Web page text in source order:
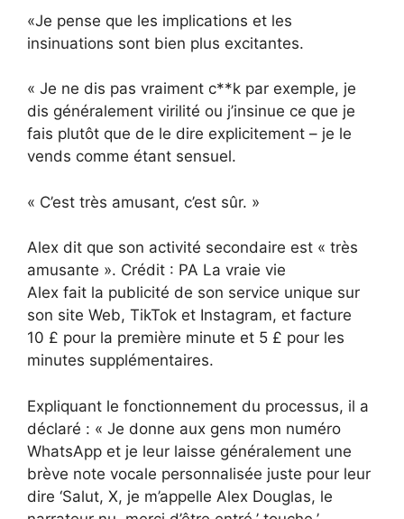
«Je pense que les implications et les
insinuations sont bien plus excitantes.
« Je ne dis pas vraiment c**k par exemple, je
dis généralement virilité ou j’insinue ce que je
fais plutôt que de le dire explicitement – ​​je le
vends comme étant sensuel.
« C’est très amusant, c’est sûr. »
Alex dit que son activité secondaire est « très
amusante ». Crédit : PA La vraie vie
Alex fait la publicité de son service unique sur
son site Web, TikTok et Instagram, et facture
10 £ pour la première minute et 5 £ pour les
minutes supplémentaires.
Expliquant le fonctionnement du processus, il a
déclaré : « Je donne aux gens mon numéro
WhatsApp et je leur laisse généralement une
brève note vocale personnalisée juste pour leur
dire ‘Salut, X, je m’appelle Alex Douglas, le